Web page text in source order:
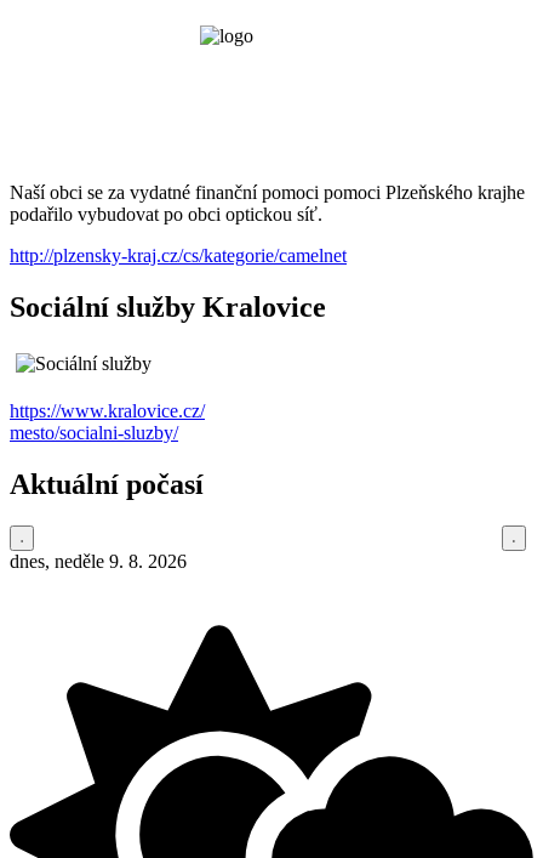
Naší obci se za vydatné finanční pomoci pomoci Plzeňského krajhe
podařilo vybudovat po obci optickou síť.
http://plzensky-kraj.cz/cs/kategorie/camelnet
Sociální služby Kralovice
https://www.kralovice.cz/
mesto/socialni-sluzby/
Aktuální počasí
dnes, neděle 9. 8. 2026